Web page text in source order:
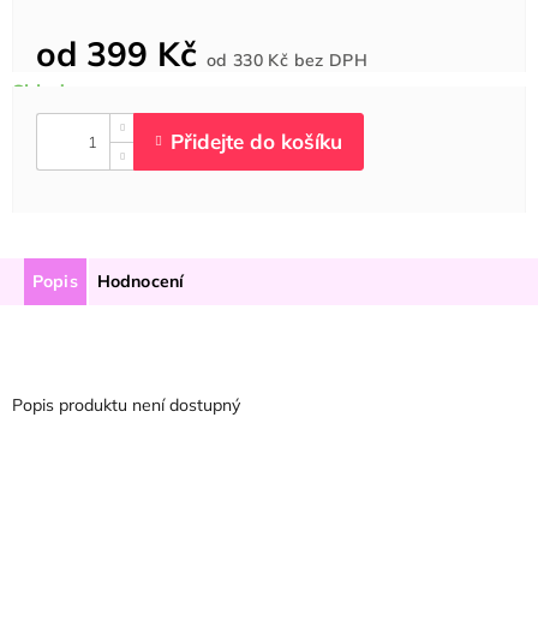
od 399 Kč od330 Kč bez DPHcena:
Popis Hodnocení
Popis produktu není dostupný